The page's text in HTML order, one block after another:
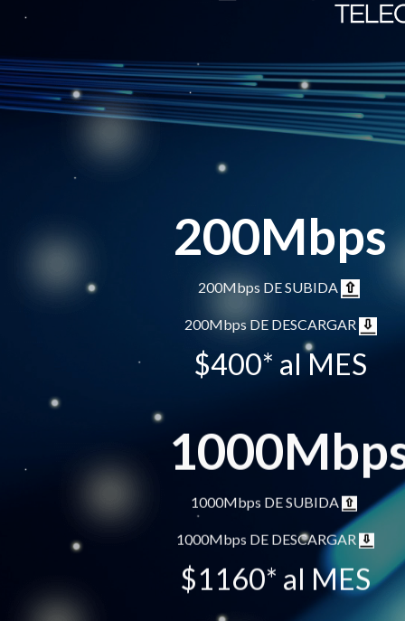
200Mbps
200Mbps DE SUBIDA
200Mbps DE DESCARGAR
$400* al MES
1000Mbps DE SUBIDA
1000Mbps DE DESCARGAR
$1160* al MES